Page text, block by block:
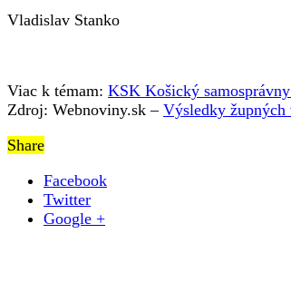
Vladislav Stanko
Viac k témam: KSK Košický
Zdroj: Webnoviny.sk – Výsledky
Share
Facebook
Twitter
Google +